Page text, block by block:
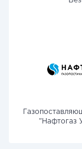
"Нафтогаз